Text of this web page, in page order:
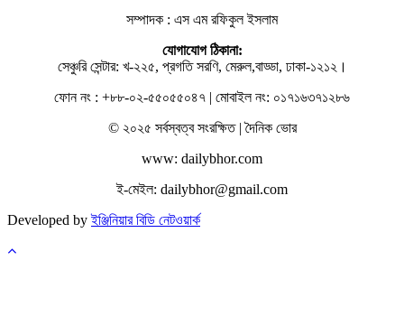
সম্পাদক : এস এম রফিকুল ইসলাম
যোগাযোগ ঠিকানা:
সেঞ্চুরি সেন্টার: খ-২২৫, প্রগতি সরণি, মেরুল,বাড্ডা, ঢাকা-১২১২।
ফোন নং : +৮৮-০২-৫৫০৫৫০৪৭ | মোবাইল নং: ০১৭১৬৩৭১২৮৬
© ২০২৫ সর্বস্বত্ব সংরক্ষিত | দৈনিক ভোর
www: dailybhor.com
ই-মেইল: dailybhor@gmail.com
Developed byইঞ্জিনিয়ার বিডি নেটওয়ার্ক